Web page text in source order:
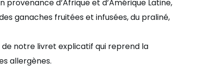
provenance d’Afrique et d’Amérique Latine,
ganaches fruitées et infusées, du praliné,
notre livret explicatif qui reprend la
allergènes.